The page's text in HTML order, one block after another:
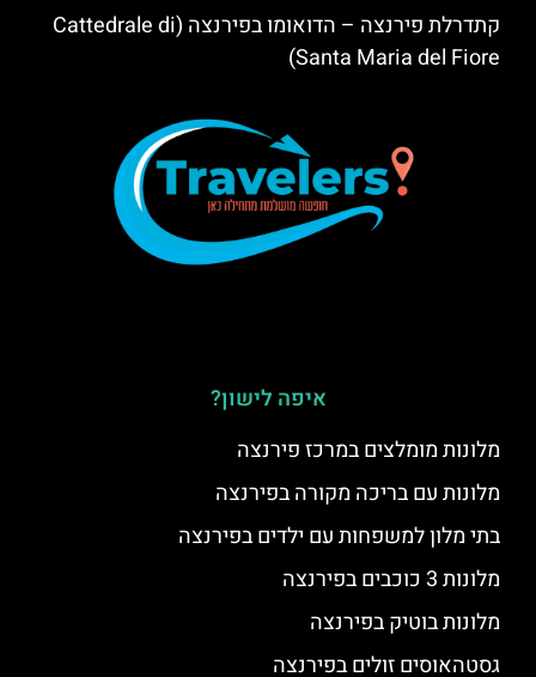
קתדרלת פירנצה – הדואומו בפירנצה (Cattedrale di
Santa Maria del Fiore)
איפה לישון?
מלונות מומלצים במרכז פירנצה
מלונות עם בריכה מקורה בפירנצה
בתי מלון למשפחות עם ילדים בפירנצה
מלונות 3 כוכבים בפירנצה
מלונות בוטיק בפירנצה
גסטהאוסים זולים בפירנצה